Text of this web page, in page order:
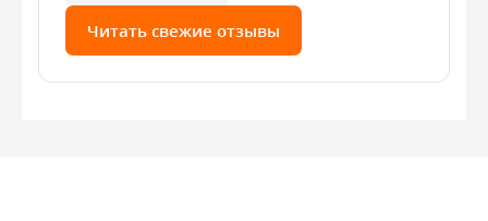
Читать свежие отзывы